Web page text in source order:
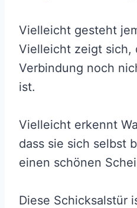
Vielleicht gesteht
Vielleicht zeigt sich,
Verbindung noch
ist.
Vielleicht erkennt
dass sie sich selbst
einen schönen
Diese Schicksalstür